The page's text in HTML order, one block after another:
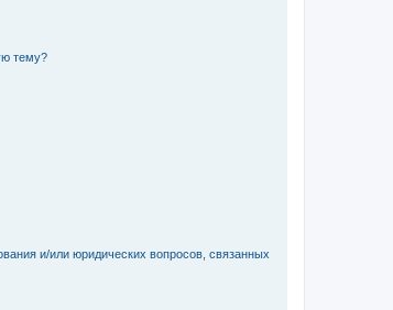
тему?
и/или юридических вопросов, связанных